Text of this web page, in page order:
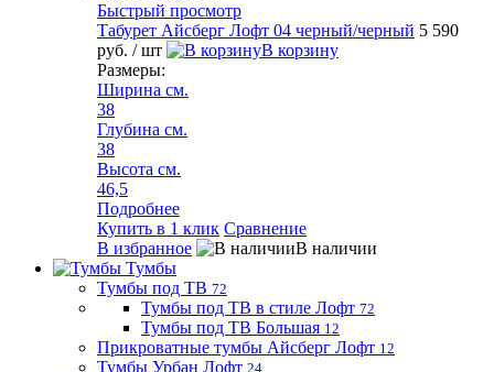
Быстрый просмотр
Табурет Айсберг Лофт 04 черный/черный 5 590
руб. / шт
В корзину
Размеры:
Ширина см.
38
Глубина см.
38
Высота см.
46,5
Подробнее
Купить в 1 клик Сравнение
В избранное
В наличии
Тумбы
Тумбы под ТВ 72
Тумбы под ТВ в стиле Лофт 72
Тумбы под ТВ Большая 12
Прикроватные тумбы Айсберг Лофт 12
Тумбы Урбан Лофт 24